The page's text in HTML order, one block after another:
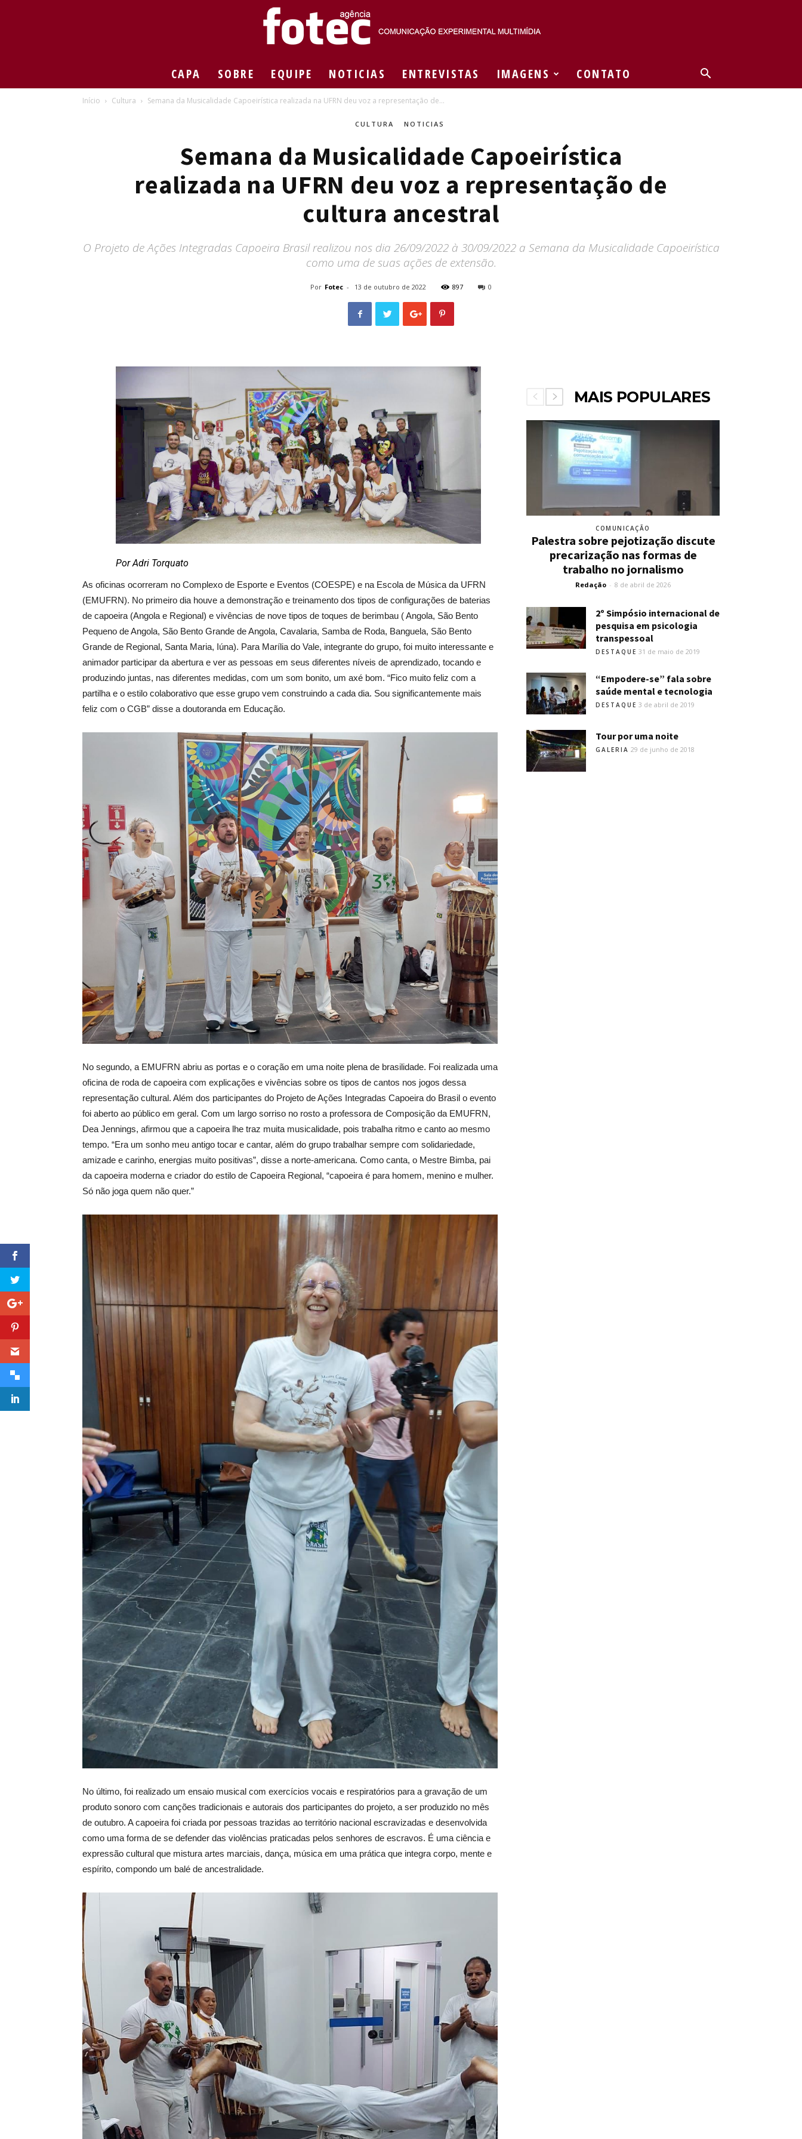
Agência
CAPA SOBRE EQUIPE NOTICIAS ENTREVISTAS IMAGENS CONTATO
Início Cultura Semana da Musicalidade Capoeirística realizada na UFRN deu voz a representação de...
CULTURA NOTICIAS
Semana da Musicalidade Capoeirística
realizada na UFRN deu voz a representação de
cultura ancestral
O Projeto de Ações Integradas Capoeira Brasil realizou nos dia 26/09/2022 à 30/09/2022 a Semana da Musicalidade Capoeirística
como uma de suas ações de extensão.
Por Fotec - 13 de outubro de 2022 897 0
Por Adri Torquato
As oficinas ocorreram no Complexo de Esporte e Eventos (COESPE) e na Escola de Música da UFRN
(EMUFRN). No primeiro dia houve a demonstração e treinamento dos tipos de configurações de baterias
de capoeira (Angola e Regional) e vivências de nove tipos de toques de berimbau ( Angola, São Bento
Pequeno de Angola, São Bento Grande de Angola, Cavalaria, Samba de Roda, Banguela, São Bento
Grande de Regional, Santa Maria, Iúna). Para Marília do Vale, integrante do grupo, foi muito interessante e
animador participar da abertura e ver as pessoas em seus diferentes níveis de aprendizado, tocando e
produzindo juntas, nas diferentes medidas, com um som bonito, um axé bom. “Fico muito feliz com a
partilha e o estilo colaborativo que esse grupo vem construindo a cada dia. Sou significantemente mais
feliz com o CGB” disse a doutoranda em Educação.
No segundo, a EMUFRN abriu as portas e o coração em uma noite plena de brasilidade. Foi realizada uma
oficina de roda de capoeira com explicações e vivências sobre os tipos de cantos nos jogos dessa
representação cultural. Além dos participantes do Projeto de Ações Integradas Capoeira do Brasil o evento
foi aberto ao público em geral. Com um largo sorriso no rosto a professora de Composição da EMUFRN,
Dea Jennings, afirmou que a capoeira lhe traz muita musicalidade, pois trabalha ritmo e canto ao mesmo
tempo. “Era um sonho meu antigo tocar e cantar, além do grupo trabalhar sempre com solidariedade,
amizade e carinho, energias muito positivas”, disse a norte-americana. Como canta, o Mestre Bimba, pai
da capoeira moderna e criador do estilo de Capoeira Regional, “capoeira é para homem, menino e mulher.
Só não joga quem não quer.”
No último, foi realizado um ensaio musical com exercícios vocais e respiratórios para a gravação de um
produto sonoro com canções tradicionais e autorais dos participantes do projeto, a ser produzido no mês
de outubro. A capoeira foi criada por pessoas trazidas ao território nacional escravizadas e desenvolvida
como uma forma de se defender das violências praticadas pelos senhores de escravos. É uma ciência e
expressão cultural que mistura artes marciais, dança, música em uma prática que integra corpo, mente e
espírito, compondo um balé de ancestralidade.
MAIS POPULARES
COMUNICAÇÃO
Palestra sobre pejotização discute
precarização nas formas de
trabalho no jornalismo
Redação - 8 de abril de 2026
2º Simpósio internacional de
pesquisa em psicologia
transpessoal
DESTAQUE 31 de maio de 2019
“Empodere-se” fala sobre
saúde mental e tecnologia
DESTAQUE 3 de abril de 2019
Tour por uma noite
GALERIA 29 de junho de 2018